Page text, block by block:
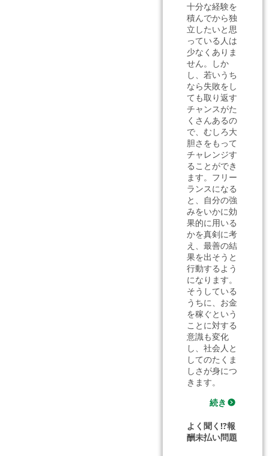
十分な経験を
積んでから独
立したいと思
っている人は
少なくありま
せん。しか
し、若いうち
なら失敗をし
ても取り返す
チャンスがた
くさんあるの
で、むしろ大
胆さをもって
チャレンジす
ることができ
ます。フリー
ランスになる
と、自分の強
みをいかに効
果的に用いる
かを真剣に考
え、最善の結
果を出そうと
行動するよう
になります。
そうしている
うちに、お金
を稼ぐという
ことに対する
意識も変化
し、社会人と
してのたくま
しさが身につ
きます。
続き
よく聞く!?報
酬未払い問題